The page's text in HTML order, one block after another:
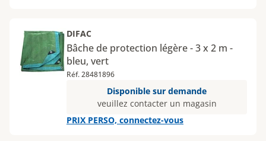
DIFAC
Bâche de protection légère - 3 x 2 m -
bleu, vert
Réf. 28481896
Disponible sur demande
veuillez contacter un magasin
PRIX PERSO, connectez-vous